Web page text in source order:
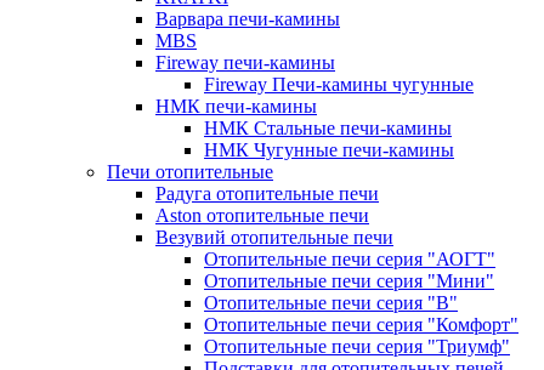
Варвара печи-камины
MBS
Fireway печи-камины
Fireway Печи-камины чугунные
НМК печи-камины
НМК Стальные печи-камины
НМК Чугунные печи-камины
Печи отопительные
Радуга отопительные печи
Aston отопительные печи
Везувий отопительные печи
Отопительные печи серия "АОГТ"
Отопительные печи серия "Мини"
Отопительные печи серия "В"
Отопительные печи серия "Комфорт"
Отопительные печи серия "Триумф"